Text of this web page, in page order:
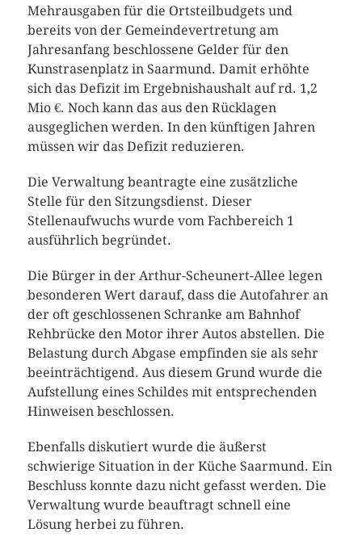
Mehrausgaben für die Ortsteilbudgets und
bereits von der Gemeindevertretung am
Jahresanfang beschlossene Gelder für den
Kunstrasenplatz in Saarmund. Damit erhöhte
sich das Defizit im Ergebnishaushalt auf rd. 1,2
Mio €. Noch kann das aus den Rücklagen
ausgeglichen werden. In den künftigen Jahren
müssen wir das Defizit reduzieren.
Die Verwaltung beantragte eine zusätzliche
Stelle für den Sitzungsdienst. Dieser
Stellenaufwuchs wurde vom Fachbereich 1
ausführlich begründet.
Die Bürger in der Arthur-Scheunert-Allee legen
besonderen Wert darauf, dass die Autofahrer an
der oft geschlossenen Schranke am Bahnhof
Rehbrücke den Motor ihrer Autos abstellen. Die
Belastung durch Abgase empfinden sie als sehr
beeinträchtigend. Aus diesem Grund wurde die
Aufstellung eines Schildes mit entsprechenden
Hinweisen beschlossen.
Ebenfalls diskutiert wurde die äußerst
schwierige Situation in der Küche Saarmund. Ein
Beschluss konnte dazu nicht gefasst werden. Die
Verwaltung wurde beauftragt schnell eine
Lösung herbei zu führen.